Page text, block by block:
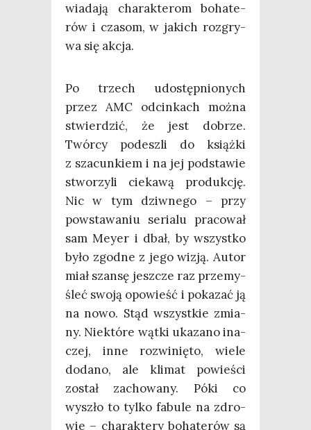
wia­da­ją cha­rak­te­rom boha­te­
rów i cza­som, w jakich roz­gry­
wa się akcja.
Po trzech udo­stęp­nio­nych
przez AMC odcin­kach moż­na
stwier­dzić, że jest dobrze.
Twór­cy pode­szli do książ­ki
z sza­cun­kiem i na jej pod­sta­wie
stwo­rzy­li cie­ka­wą pro­duk­cję.
Nic w tym dziw­ne­go – przy
powsta­wa­niu seria­lu pra­co­wał
sam Mey­er i dbał, by wszyst­ko
było zgod­ne z jego wizją. Autor
miał szan­sę jesz­cze raz prze­my­
śleć swo­ją opo­wieść i poka­zać ją
na nowo. Stąd wszyst­kie zmia­
ny. Nie­któ­re wąt­ki uka­za­no ina­
czej, inne roz­wi­nię­to, wie­le
doda­no, ale kli­mat powie­ści
został zacho­wa­ny. Póki co
wyszło to tyl­ko fabu­le na zdro­
wie – cha­rak­te­ry boha­te­rów są